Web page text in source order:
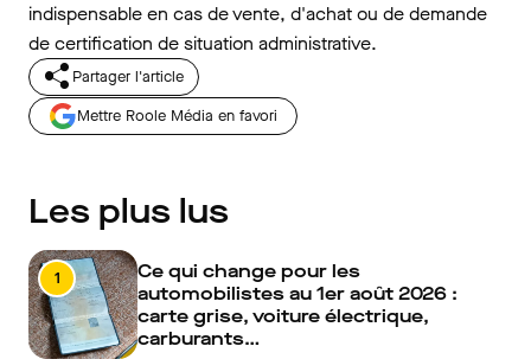
indispensable en cas de vente, d'achat ou de demande
de certification de situation administrative.
Partager l'article
Mettre Roole Média en favori
Les plus lus
1
Ce qui change pour les
automobilistes au 1er août 2026 :
carte grise, voiture électrique,
carburants…